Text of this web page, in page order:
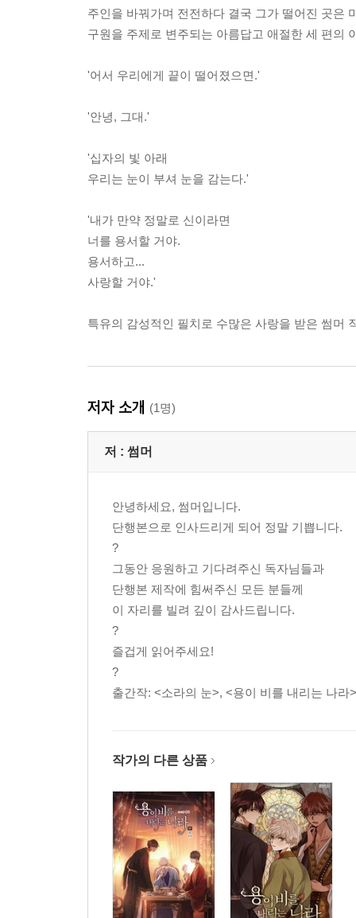
주인을 바꿔가며 전전하다 결국 그가 떨어진 곳은
구원을 주제로 변주되는 아름답고 애절한 세 편의
'어서 우리에게 끝이 떨어졌으면.'
'안녕, 그대.'
'십자의 빛 아래
우리는 눈이 부셔 눈을 감는다.'
'내가 만약 정말로 신이라면
너를 용서할 거야.
용서하고...
사랑할 거야.'
특유의 감성적인 필치로 수많은 사랑을 받은 썸머
저자 소개 (1명)
저 : 썸머
안녕하세요, 썸머입니다.
단행본으로 인사드리게 되어 정말 기쁩니다.
?
그동안 응원하고 기다려주신 독자님들과
단행본 제작에 힘써주신 모든 분들께
이 자리를 빌려 깊이 감사드립니다.
?
즐겁게 읽어주세요!
?
출간작: <소라의 눈>, <용이 비를 내리는 나라
작가의 다른 상품